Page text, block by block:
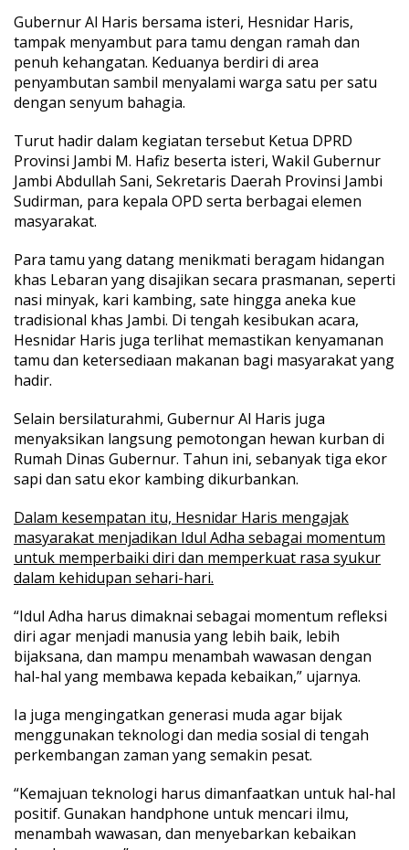
d
u
l
A
d
h
1
4
4
7
H
R
u
m
d
i
s
G
r
n
u
r
m
b
i
Gubernur Al Haris bersama isteri, Hesnidar Haris,
tampak menyambut para tamu dengan ramah dan
penuh kehangatan. Keduanya berdiri di area
penyambutan sambil menyalami warga satu per satu
dengan senyum bahagia.
Turut hadir dalam kegiatan tersebut Ketua DPRD
Provinsi Jambi M. Hafiz beserta isteri, Wakil Gubernur
Jambi Abdullah Sani, Sekretaris Daerah Provinsi Jambi
Sudirman, para kepala OPD serta berbagai elemen
masyarakat.
Para tamu yang datang menikmati beragam hidangan
khas Lebaran yang disajikan secara prasmanan, seperti
nasi minyak, kari kambing, sate hingga aneka kue
tradisional khas Jambi. Di tengah kesibukan acara,
Hesnidar Haris juga terlihat memastikan kenyamanan
tamu dan ketersediaan makanan bagi masyarakat yang
hadir.
Selain bersilaturahmi, Gubernur Al Haris juga
menyaksikan langsung pemotongan hewan kurban di
Rumah Dinas Gubernur. Tahun ini, sebanyak tiga ekor
sapi dan satu ekor kambing dikurbankan.
Dalam kesempatan itu, Hesnidar Haris mengajak
masyarakat menjadikan Idul Adha sebagai momentum
untuk memperbaiki diri dan memperkuat rasa syukur
dalam kehidupan sehari-hari.
“Idul Adha harus dimaknai sebagai momentum refleksi
diri agar menjadi manusia yang lebih baik, lebih
bijaksana, dan mampu menambah wawasan dengan
hal-hal yang membawa kepada kebaikan,” ujarnya.
Ia juga mengingatkan generasi muda agar bijak
menggunakan teknologi dan media sosial di tengah
perkembangan zaman yang semakin pesat.
“Kemajuan teknologi harus dimanfaatkan untuk hal-hal
positif. Gunakan handphone untuk mencari ilmu,
menambah wawasan, dan menyebarkan kebaikan